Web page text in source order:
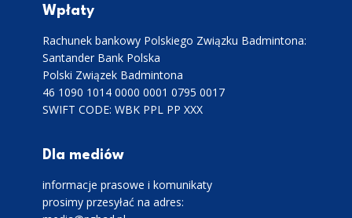
Wpłaty
Rachunek bankowy Polskiego Związku Badmintona:
Santander Bank Polska
Polski Związek Badmintona
46 1090 1014 0000 0001 0795 0017
SWIFT CODE: WBK PPL PP XXX
Dla mediów
informacje prasowe i komunikaty
prosimy przesyłać na adres: